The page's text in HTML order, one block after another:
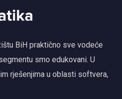
BiH praktično sve vodeće
smo edukovani. U
rješenjima u oblasti softvera,